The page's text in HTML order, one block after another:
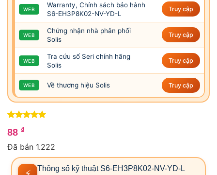
WEB
Warranty, Chính sách bảo hành
S6-EH3P8K02-NV-YD-L
Truy cập
WEB
Chứng nhận nhà phân phối
Solis
Truy cập
WEB
Tra cứu số Seri chính hãng
Solis
Truy cập
WEB Về thương hiệu Solis Truy cập
trên 5
dựa trên
88 ₫
Đã bán 1.222
Thông số kỹ thuật S6-EH3P8K02-NV-YD-L